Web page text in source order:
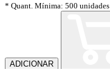
* Quant. Mínima: 500 unidades
ADICIONAR